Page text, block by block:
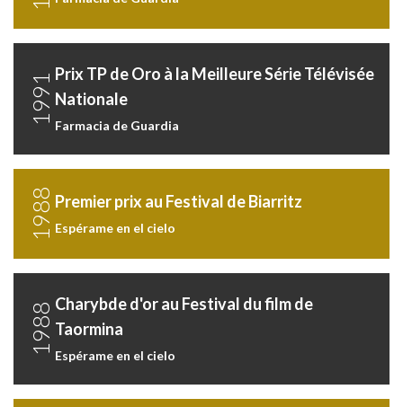
1991 Prix TP de Oro à la Meilleure Série Télévisée
Nationale
Farmacia de Guardia
1988 Premier prix au Festival de Biarritz
Espérame en el cielo
1988 Charybde d'or au Festival du film de
Taormina
Espérame en el cielo